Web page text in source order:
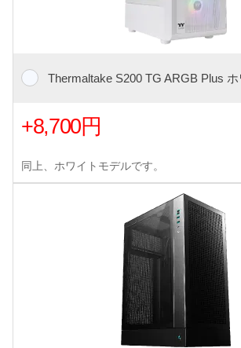
Thermaltake S200 TG ARGB Plus ホ
+8,700円
同上、ホワイトモデルです。